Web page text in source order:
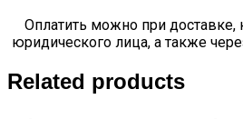
Оплатить можно при доставке,
юридического лица, а также
Related products